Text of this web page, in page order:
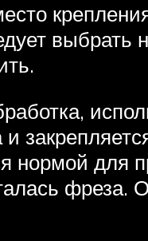
и
нормой для
фреза.